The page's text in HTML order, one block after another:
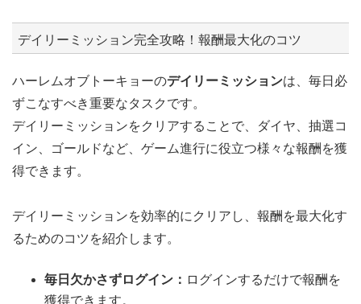
デイリーミッション完全攻略！報酬最大化のコツ
ハーレムオブトーキョーのデイリーミッションは、毎日必
ずこなすべき重要なタスクです。
デイリーミッションをクリアすることで、ダイヤ、抽選コ
イン、ゴールドなど、ゲーム進行に役立つ様々な報酬を獲
得できます。
デイリーミッションを効率的にクリアし、報酬を最大化す
るためのコツを紹介します。
毎日欠かさずログイン： ログインするだけで報酬を
獲得できます。